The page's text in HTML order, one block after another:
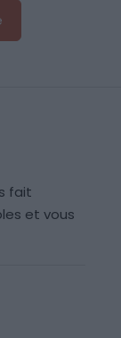
fait
et vous